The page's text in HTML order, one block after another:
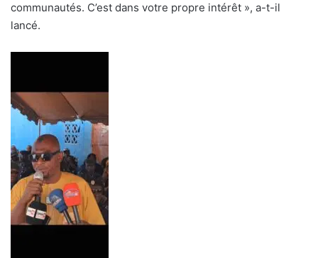
communautés. C’est dans votre propre intérêt », a-t-il
lancé.